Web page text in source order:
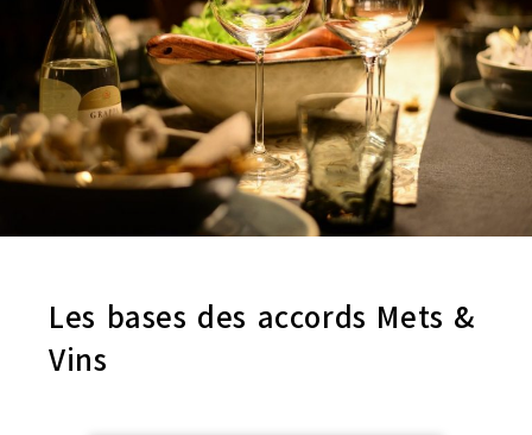
Les bases des accords Mets &
Vins